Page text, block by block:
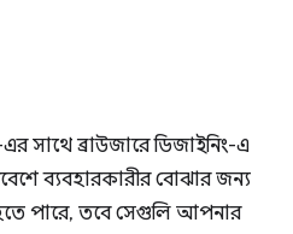
সাথে ব্রাউজারে ডিজাইনিং-এ
ব্যবহারকারীর বোঝার জন্য
হতে পারে, তবে সেগুলি আপনার